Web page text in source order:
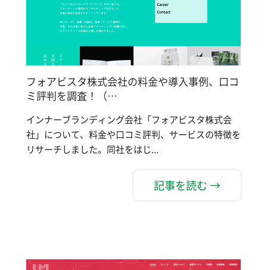
フォアビスタ株式会社の料金や導入事例、口コ
ミ評判を調査！（…
インナーブランディング会社「フォアビスタ株式会
社」について、料金や口コミ評判、サービスの特徴を
リサーチしました。同社をはじ...
記事を読む →